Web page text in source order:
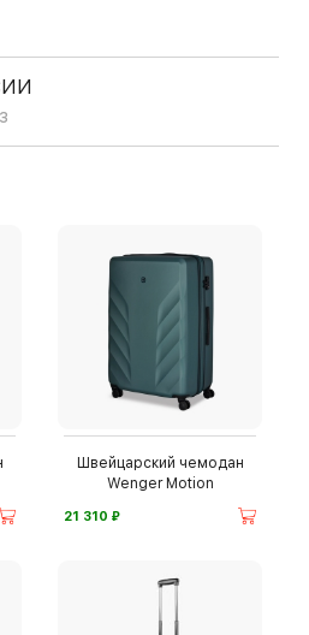
Швейцарский чемодан
Wenger Motion
21 310 ⃏